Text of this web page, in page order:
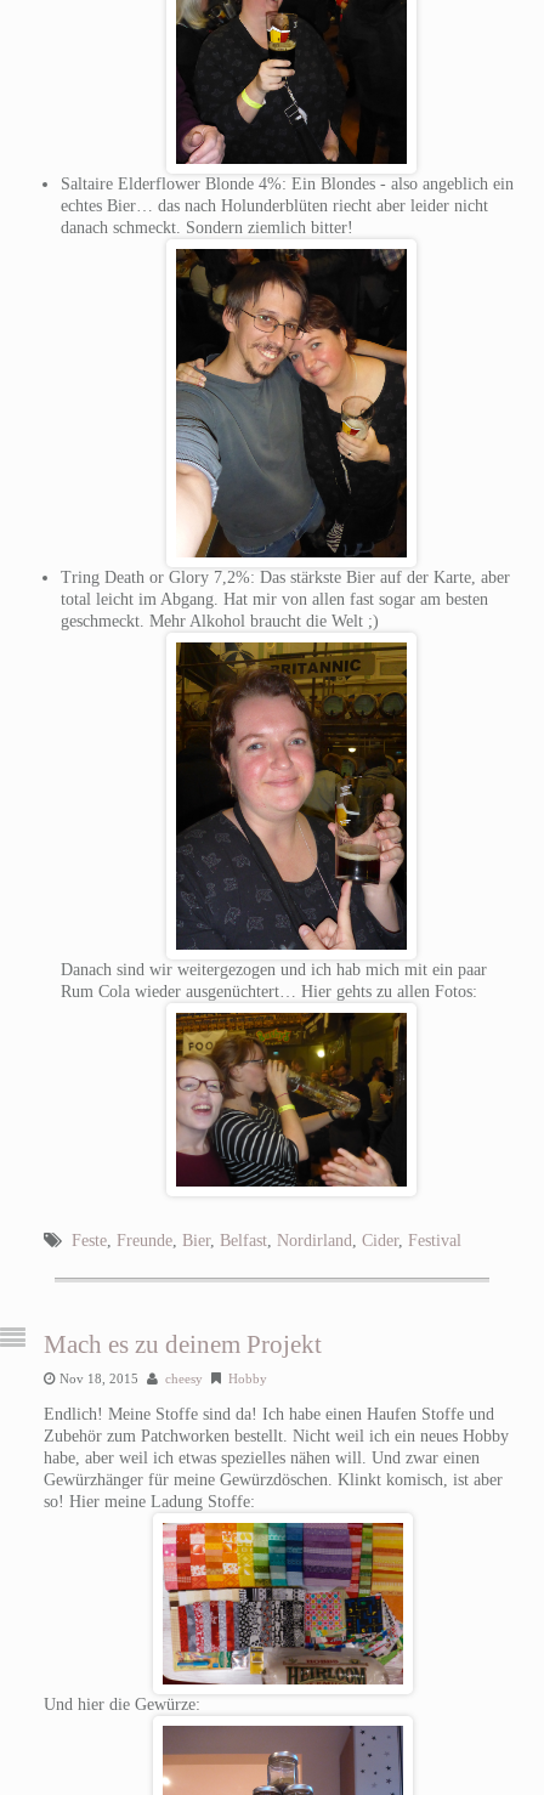
Saltaire Elderflower Blonde 4%: Ein Blondes - also angeblich ein
echtes Bier… das nach Holunderblüten riecht aber leider nicht
danach schmeckt. Sondern ziemlich bitter!
Tring Death or Glory 7,2%: Das stärkste Bier auf der Karte, aber
total leicht im Abgang. Hat mir von allen fast sogar am besten
geschmeckt. Mehr Alkohol braucht die Welt ;)
Danach sind wir weitergezogen und ich hab mich mit ein paar
Rum Cola wieder ausgenüchtert… Hier gehts zu allen Fotos:
Feste, Freunde, Bier, Belfast, Nordirland Cider, Festival
Mach es zu deinem Projekt
Nov 18, 2015 cheesy Hobby
Endlich! Meine Stoffe sind da! Ich habe einen Haufen Stoffe und
Zubehör zum Patchworken bestellt. Nicht weil ich ein neues Hobby
habe, aber weil ich etwas spezielles nähen will. Und zwar einen
Gewürzhänger für meine Gewürzdöschen. Klinkt komisch, ist aber
so! Hier meine Ladung Stoffe:
Und hier die Gewürze: